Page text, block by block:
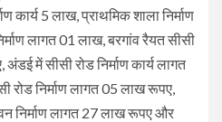
कार्य 5 लाख, प्राथमिक शाला निर्माण
लागत 01 लाख, बरगांव रैयत सीसी
में सीसी रोड निर्माण कार्य लागत
रोड निर्माण लागत 05 लाख रूपए,
निर्माण लागत 27 लाख रूपए और